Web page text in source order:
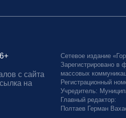
с сайта
на
Сетевое издание
Зарегистрировано в
массовых
Регистрационный
Учредитель:
Главный редактор:
Полтаев Герман